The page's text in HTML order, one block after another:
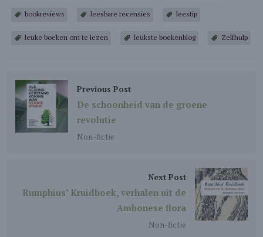
bookreviews leesbare recensies leestip
leuke boeken om te lezen leukste boekenblog Zelfhulp
Previous Post
De schoonheid van de groene
revolutie
Non-fictie
Next Post
Rumphius’ Kruidboek, verhalen uit de
Ambonese flora
Non-fictie